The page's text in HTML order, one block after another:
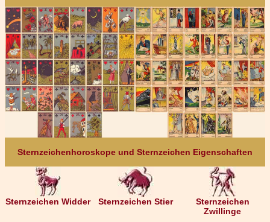
Sternzeichenhoroskope und Sternzeichen Eigenschaften
Sternzeichen Widder Sternzeichen Stier
Sternzeichen
Zwillinge